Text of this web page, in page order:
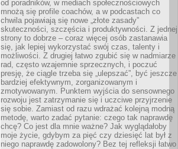
od poradników, w mediach społecznościowych
mnożą się profile coachów, a w podcastach co
chwila pojawiają się nowe „złote zasady”
skuteczności, szczęścia i produktywności. Z jednej
strony to dobrze – coraz więcej osób zastanawia
się, jak lepiej wykorzystać swój czas, talenty i
możliwości. Z drugiej łatwo zgubić się w nadmiarze
rad, często wzajemnie sprzecznych, i poczuć
presję, że ciągle trzeba się „ulepszać”, być jeszcze
bardziej efektywnym, zorganizowanym i
zmotywowanym. Punktem wyjścia do sensownego
rozwoju jest zatrzymanie się i uczciwe przyjrzenie
się sobie. Zamiast od razu wdrażać kolejną modną
metodę, warto zadać pytanie: czego tak naprawdę
chcę? Co jest dla mnie ważne? Jak wyglądałoby
moje życie, gdybym za pięć czy dziesięć lat był z
niego naprawdę zadowolony? Bez tej refleksji łatwo